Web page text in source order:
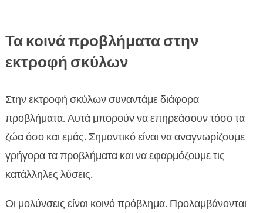
Τα κοινά προβλήματα στην
εκτροφή σκύλων
Στην εκτροφή σκύλων συναντάμε διάφορα
προβλήματα. Αυτά μπορούν να επηρεάσουν τόσο τα
ζώα όσο και εμάς. Σημαντικό είναι να αναγνωρίζουμε
γρήγορα τα προβλήματα και να εφαρμόζουμε τις
κατάλληλες λύσεις.
Οι μολύνσεις είναι κοινό πρόβλημα. Προλαμβάνονται